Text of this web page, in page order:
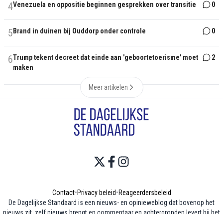
4Venezuela en oppositie beginnen gesprekken over transitie 0
5 Brand in duinen bij Ouddorp onder controle 0
6Trump tekent decreet dat einde aan 'geboortetoerisme' moet
maken
2
Meer artikelen
Contact•Privacy beleid•Reageerdersbeleid
De Dagelijkse Standaard is een nieuws- en opinieweblog dat bovenop het